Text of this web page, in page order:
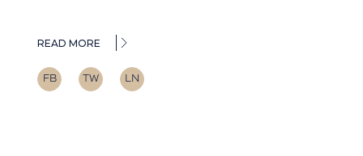
READ MORE
FB TW LN